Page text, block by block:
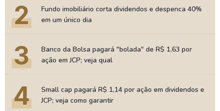
2
Fundo imobiliário corta dividendos e despenca 40%
em um único dia
3
Banco da Bolsa pagará "bolada" de R$ 1,63 por
ação em JCP; veja qual
4
Small cap pagará R$ 1,14 por ação em dividendos e
JCP; veja como garantir